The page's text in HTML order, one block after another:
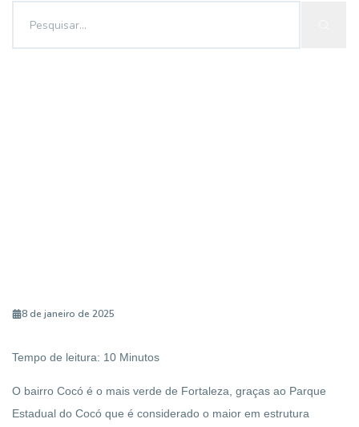
8 de janeiro de 2025
Tempo de leitura: 10 Minutos
O bairro Cocó é o mais verde de Fortaleza, graças ao Parque
Estadual do Cocó que é considerado o maior em estrutura